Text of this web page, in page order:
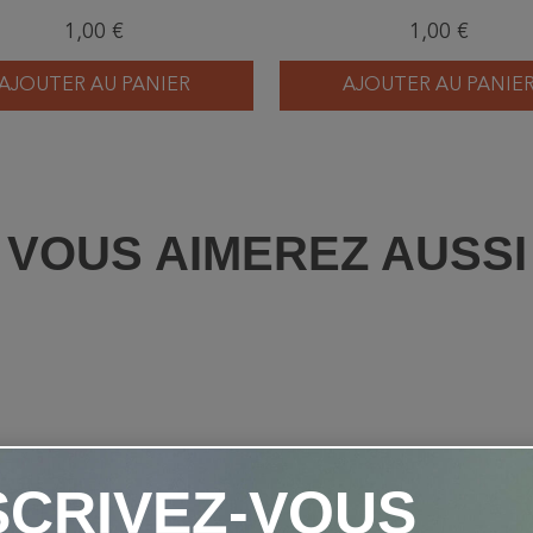
1,00 €
AU PANIER
1,00 €
AJOUTER AU PANIER
VOUS AIMEREZ AUSSI
VOUS